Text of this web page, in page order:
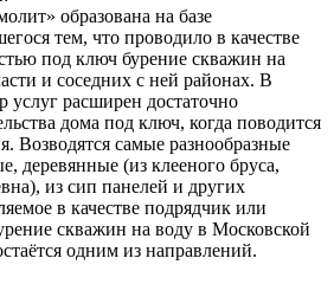
образована на базе
тем, что проводило в качестве
под ключ бурение скважин на
и соседних с ней районах. В
услуг расширен достаточно
дома под ключ, когда поводится
Возводятся самые разнообразные
деревянные (из клееного бруса,
из сип панелей и других
в качестве подрядчик или
скважин на воду в Московской
одним из направлений.